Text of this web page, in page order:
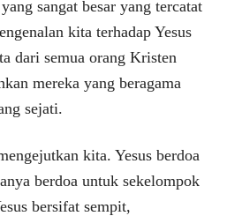
sangat besar yang tercatat
kita terhadap Yesus
dari semua orang Kristen
mereka yang beragama
sejati.
kita. Yesus berdoa
berdoa untuk sekelompok
bersifat sempit,